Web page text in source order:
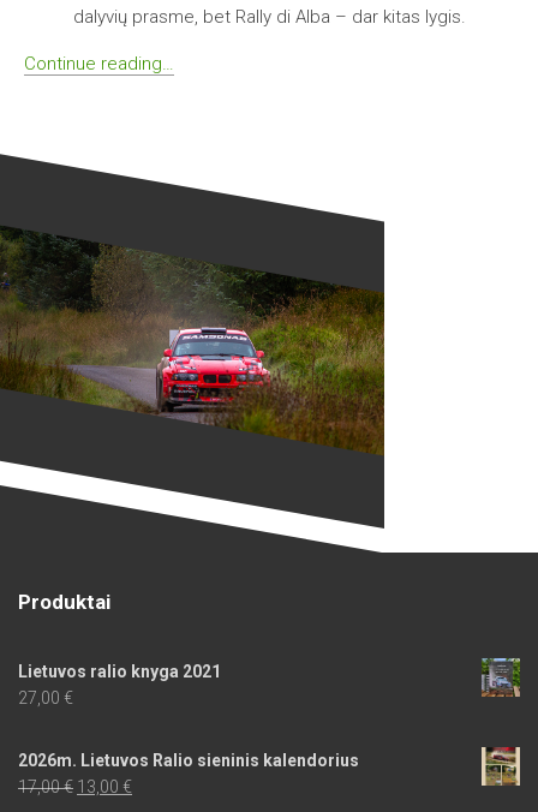
dalyvių prasme, bet Rally di Alba – dar kitas lygis.
Continue reading…
Produktai
Lietuvos ralio knyga 2021
27,00 €
2026m. Lietuvos Ralio sieninis kalendorius
17,00€ Original
13,00 €Current